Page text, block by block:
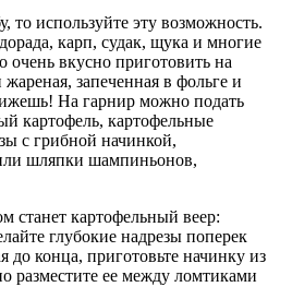
то используйте эту возможность.
карп, судак, щука и многие
вкусно приготовить на
запеченная в фольге и
На гарнир можно подать
картофель, картофельные
с грибной начинкой,
шляпки шампиньонов,
станет картофельный веер:
глубокие надрезы поперек
до конца, приготовьте начинку из
разместите ее между ломтиками